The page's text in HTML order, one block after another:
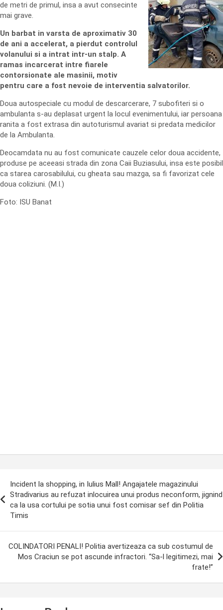
de metri de primul, insa a avut consecinte
mai grave.
Un barbat in varsta de aproximativ 30
de ani a accelerat, a pierdut controlul
volanului si a intrat intr-un stalp. A
ramas incarcerat intre fiarele
contorsionate ale masinii, motiv
pentru care a fost nevoie de interventia salvatorilor.
Doua autospeciale cu modul de descarcerare, 7 subofiteri si o
ambulanta s-au deplasat urgent la locul evenimentului, iar persoana
ranita a fost extrasa din autoturismul avariat si predata medicilor
de la Ambulanta.
Deocamdata nu au fost comunicate cauzele celor doua accidente,
produse pe aceeasi strada din zona Caii Buziasului, insa este posibil
ca starea carosabilului, cu gheata sau mazga, sa fi favorizat cele
doua coliziuni. (M.I.)
Foto: ISU Banat
Incident la shopping, in Iulius Mall! Angajatele magazinului
Stradivarius au refuzat inlocuirea unui produs neconform, jignind
ca la usa cortului pe sotia unui fost comisar sef din Politia
Timis
COLINDATORI PENALI! Politia avertizeaza ca sub costumul de
Mos Craciun se pot ascunde infractori. “Sa-l legitimezi, mai
frate!”